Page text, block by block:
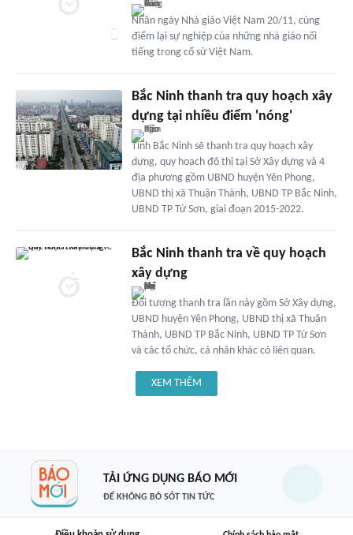
Nhân ngày Nhà giáo Việt Nam 20/11, cùng
điểm lại sự nghiệp của những nhà giáo nổi
tiếng trong cổ sử Việt Nam.
Bắc Ninh thanh tra quy hoạch xây
dựng tại nhiều điểm 'nóng'
Tỉnh Bắc Ninh sẽ thanh tra quy hoạch xây
dựng, quy hoạch đô thị tại Sở Xây dựng và 4
địa phương gồm UBND huyện Yên Phong,
UBND thị xã Thuận Thành, UBND TP Bắc Ninh,
UBND TP Từ Sơn, giai đoạn 2015-2022.
Bắc Ninh thanh tra về quy hoạch
xây dựng
Đối tượng thanh tra lần này gồm Sở Xây dựng,
UBND huyện Yên Phong, UBND thị xã Thuận
Thành, UBND TP Bắc Ninh, UBND TP Từ Sơn
và các tổ chức, cá nhân khác có liên quan.
XEM THÊM
TẢI ỨNG DỤNG BÁO MỚI
ĐỂ KHÔNG BỎ SÓT TIN TỨC